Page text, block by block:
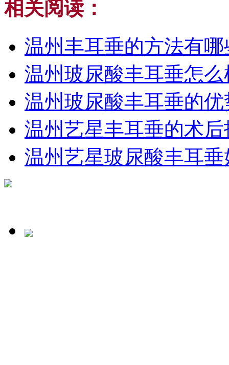
相关阅读：
温州丰耳垂的方法有哪
温州玻尿酸丰耳垂怎么
温州玻尿酸丰耳垂的优
温州艺星丰耳垂的术后
温州艺星玻尿酸丰耳